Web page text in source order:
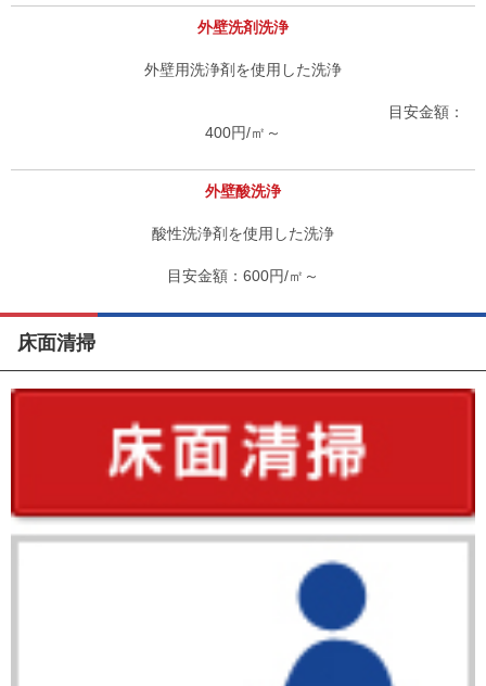
外壁洗剤洗浄
外壁用洗浄剤を使用した洗浄
400円/㎡～
外壁酸洗浄
酸性洗浄剤を使用した洗浄
600円/㎡～
床面清掃